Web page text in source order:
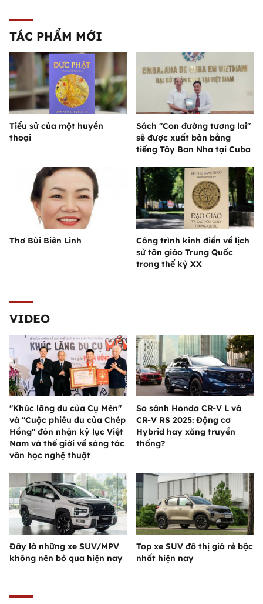
TÁC PHẨM MỚI
Tiểu sử của một huyền
thoại
Sách "Con đường tương lai"
sẽ được xuất bản bằng
tiếng Tây Ban Nha tại Cuba
Thơ Bùi Biên Linh
Công trình kinh điển về lịch
sử tôn giáo Trung Quốc
trong thế kỷ XX
VIDEO
"Khúc lãng du của Cụ Mén"
và "Cuộc phiêu du của Chép
Hồng" đón nhận kỷ lục Việt
Nam và thế giới về sáng tác
văn học nghệ thuật
So sánh Honda CR-V L và
CR-V RS 2025: Động cơ
Hybrid hay xăng truyền
thống?
Đây là những xe SUV/MPV
không nên bỏ qua hiện nay
Top xe SUV đô thị giá rẻ bậc
nhất hiện nay